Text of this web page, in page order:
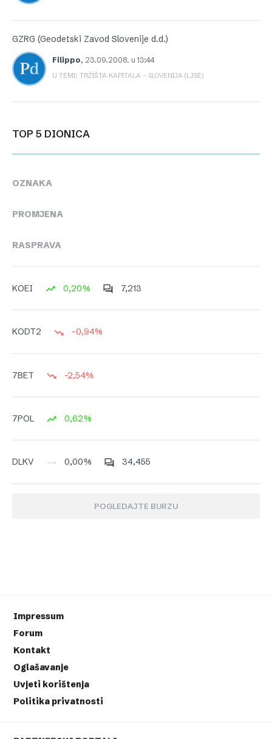
GZRG (Geodetski Zavod Slovenije d.d.)
Filippo, 23.09.2008. u 13:44
U TEMI: TRŽIŠTA KAPITALA – SLOVENIJA (LJSE)
TOP 5 DIONICA
OZNAKA
PROMJENA
RASPRAVA
KOEI 0,20% 7,213
KODT2 -0,94%
7BET -2,54%
7POL 0,62%
DLKV 0,00% 34,455
POGLEDAJTE BURZU
Impressum
Forum
Kontakt
Oglašavanje
Uvjeti korištenja
Politika privatnosti